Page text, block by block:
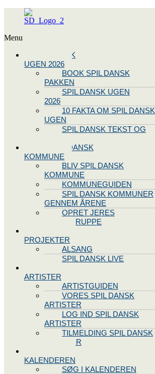
Menu
SPIL DANSK
UGEN 2026
BOOK SPIL DANSK
PAKKEN
SPIL DANSK UGEN
2026
10 FAKTA OM SPIL DANSK
UGEN
SPIL DANSK TEKST OG
BLIV SPIL DANSK
KOMMUNE
BLIV SPIL DANSK
KOMMUNE
KOMMUNEGUIDEN
SPIL DANSK KOMMUNER
GENNEM ÅRENE
OPRET JERES
STYREGRUPPE
PROJEKTER
ALSANG
SPIL DANSK LIVE
ARTISTER
ARTISTGUIDEN
VORES SPIL DANSK
ARTISTER
LOG IND SPIL DANSK
ARTISTER
TILMELDING SPIL DANSK
ARTISTER
KALENDEREN
SØG I KALENDEREN